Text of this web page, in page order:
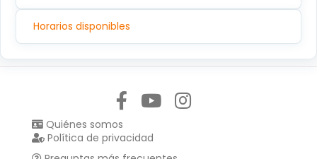
Horarios disponibles
Quiénes somos
Política de privacidad